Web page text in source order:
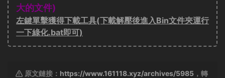
大的文件)
左鍵單擊獲得下載工具(下載解壓後進入Bin文件夾運行
一下綠化.bat即可)
原文鏈接： https://www.161118.xyz/archives/5985 ，轉